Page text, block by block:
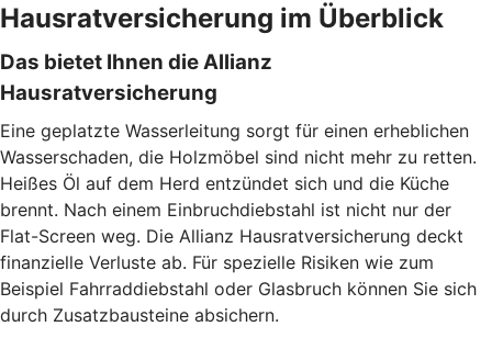
Hausratversicherung im Überblick
Das bietet Ihnen die Allianz
Hausratversicherung
Eine geplatzte Wasserleitung sorgt für einen erheblichen
Wasserschaden, die Holzmöbel sind nicht mehr zu retten.
Heißes Öl auf dem Herd entzündet sich und die Küche
brennt. Nach einem Einbruchdiebstahl ist nicht nur der
Flat-Screen weg. Die Allianz Hausratversicherung deckt
finanzielle Verluste ab. Für spezielle Risiken wie zum
Beispiel Fahrraddiebstahl oder Glasbruch können Sie sich
durch Zusatzbausteine absichern.